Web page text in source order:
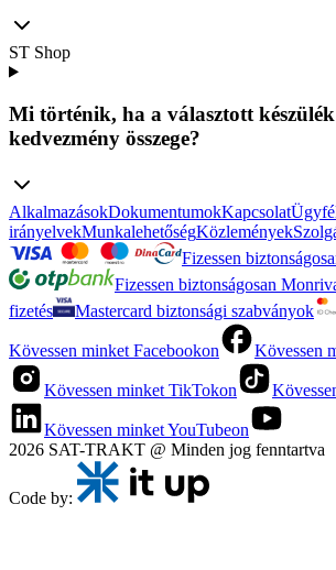
ST Shop
Mi történik, ha a választott
kedvezmény összege?
AlkalmazásokDokumentumokKapcsolat
irányelvekMunkalehetőségKözlemények
Fizessen
Fizessen biztonságosan
fizetés
Mastercard biztonsági szabványok
Kövessen minket Facebookon Kövessen
Kövessen minket TikTokon
Kövessen minket YouTubeon
2026 SAT-TRAKT @ Minden jog fenntartva
Code by: